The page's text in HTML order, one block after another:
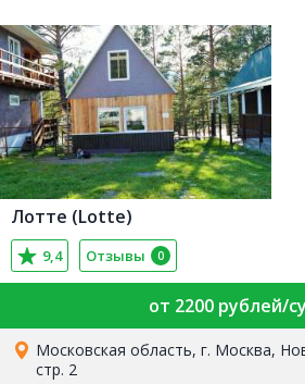
Лотте (Lotte)
9,4 Отзывы 0
от 2200 рублей/
Московская область, г. Москва,
стр. 2